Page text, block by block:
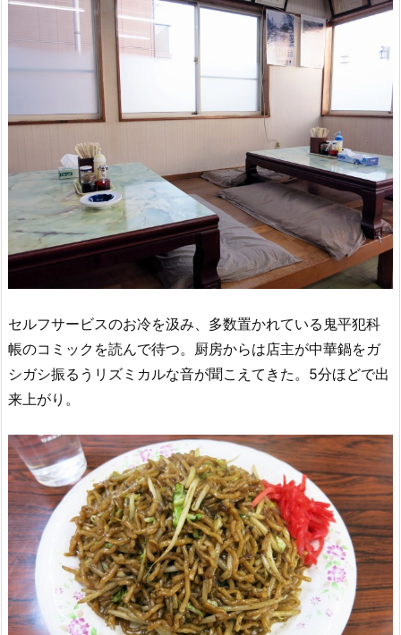
セルフサービスのお冷を汲み、多数置かれている鬼平犯科
帳のコミックを読んで待つ。厨房からは店主が中華鍋をガ
シガシ振るうリズミカルな音が聞こえてきた。5分ほどで出
来上がり。